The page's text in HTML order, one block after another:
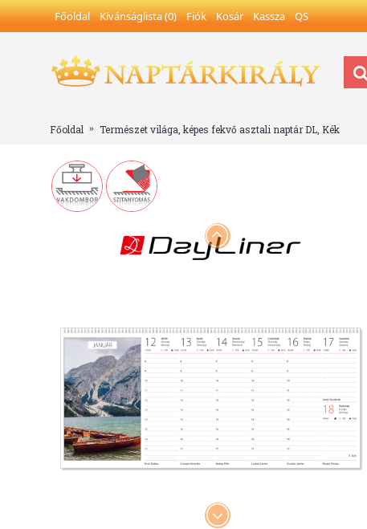
Főoldal Kívánságlista (0) Fiók Kosár Kassza QS
Főoldal Természet világa, képes fekvő asztali naptár DL, Kék